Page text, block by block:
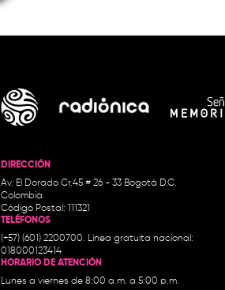
DIRECCIÓN
Av. El Dorado Cr.45 # 26 - 33 Bogotá D.C.
Colombia.
Código Postal: 111321
TELÉFONOS
(+57) (601) 2200700. Línea gratuita nacional:
018000123414
HORARIO DE ATENCIÓN
Lunes a viernes de 8:00 a.m. a 5:00 p.m.